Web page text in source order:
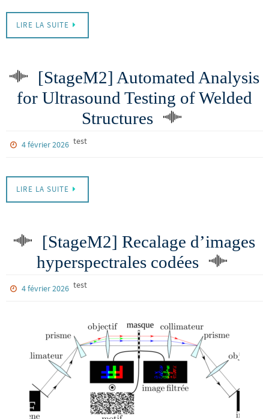
LIRE LA SUITE
[StageM2] Automated Analysis
for Ultrasound Testing of Welded
Structures
test
4 février 2026
LIRE LA SUITE
[StageM2] Recalage d’images
hyperspectrales codées
test
4 février 2026